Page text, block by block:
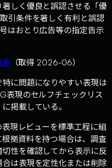
しく優良と誤認させる「優
引条件を著しく有利と誤認
はおとり広告等の指定告示
要（取得 2026-06）
に問題になりやすい表現は
表現のセルフチェックリス
掲載している。
現レビューを標準工程に組
拠資料を持つ場合は、調査
性を確認してから表示に反
は表現を定性化または削除